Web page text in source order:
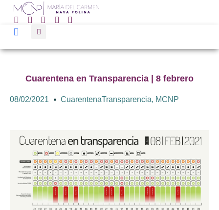
Cuarentena en Transparencia | 8 febrero
08/02/2021 CuarentenaTransparencia, MCNP